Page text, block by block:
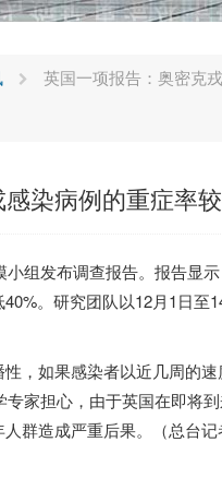
英国一项报告：奥密克
染病例的重症率
组发布调查报告。报告显
。研究团队以12月1日至
，如果感染者以近几周的
专家担心，由于英国在即将
群造成严重后果。（总台记